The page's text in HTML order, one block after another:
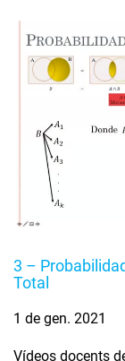
3 –
Total
1 de gen. 2021
Vídeos docents